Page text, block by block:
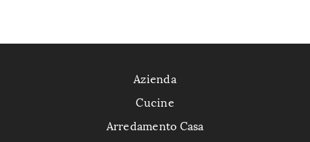
Azienda
Cucine
Arredamento Casa